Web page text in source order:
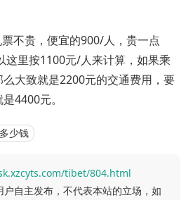
不贵，便宜的900/人，贵一点
这里按1100元/人来计算，如果乘
大致就是2200元的交通费用，要
4400元。
少钱
tibet/804.html
户自主发布，不代表本站的立场，如